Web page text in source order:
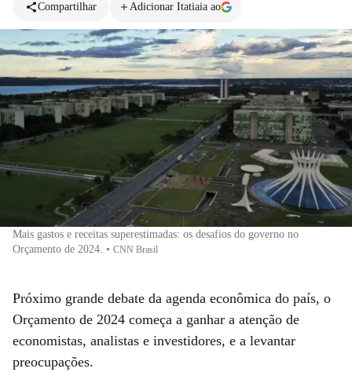
Compartilhar
Adicionar Itatiaia ao
Mais gastos e receitas superestimadas: os desafios do governo no
Orçamento de 2024. • CNN Brasil
Próximo grande debate da agenda econômica do país, o
Orçamento de 2024 começa a ganhar a atenção de
economistas, analistas e investidores, e a levantar
preocupações.